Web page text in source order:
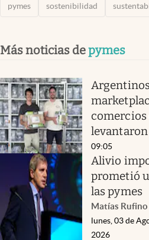
pymes sostenibilidad
Más noticias depymes
comercios
09:05
Alivio
prometió
las pymes
Matías Rufino
lunes, 03 de
2026